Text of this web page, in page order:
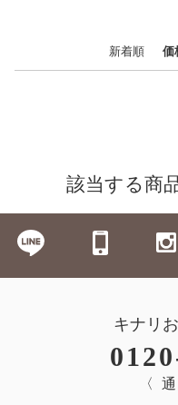
新着順 価
該当する商
キナリ
〈